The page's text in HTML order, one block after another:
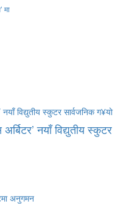
मा
नयाँ विद्युतीय स्कुटर